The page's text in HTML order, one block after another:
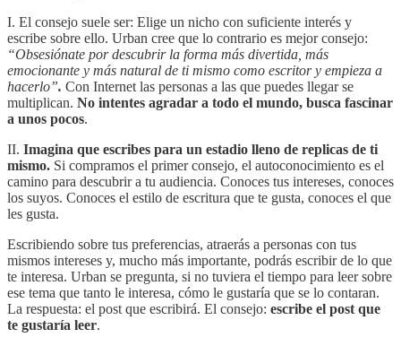
I. El consejo suele ser: Elige un nicho con suficiente interés y
escribe sobre ello. Urban cree que lo contrario es mejor consejo:
“Obsesiónate por descubrir la forma más divertida, más
emocionante y más natural de ti mismo como escritor y empieza a
hacerlo”. Con Internet las personas a las que puedes llegar se
multiplican. No intentes agradar a todo el mundo, busca fascinar
a unos pocos.
II. Imagina que escribes para un estadio lleno de replicas de ti
mismo. Si compramos el primer consejo, el autoconocimiento es el
camino para descubrir a tu audiencia. Conoces tus intereses, conoces
los suyos. Conoces el estilo de escritura que te gusta, conoces el que
les gusta.
Escribiendo sobre tus preferencias, atraerás a personas con tus
mismos intereses y, mucho más importante, podrás escribir de lo que
te interesa. Urban se pregunta, si no tuviera el tiempo para leer sobre
ese tema que tanto le interesa, cómo le gustaría que se lo contaran.
La respuesta: el post que escribirá. El consejo: escribe el post que
te gustaría leer.